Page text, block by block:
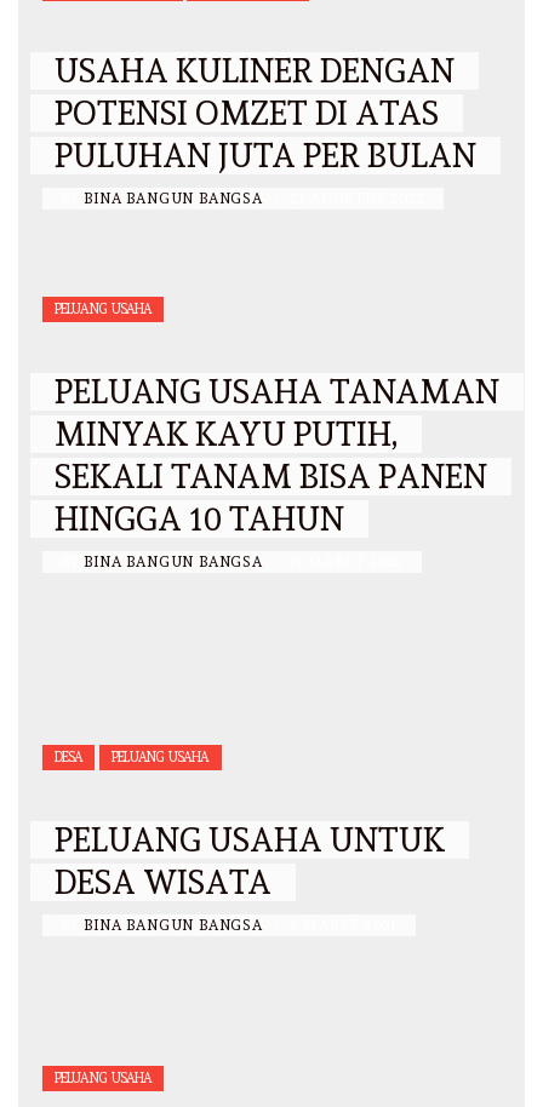
USAHA KULINER DENGAN
POTENSI OMZET DI ATAS
PULUHAN JUTA PER BULAN
BINA BANGUN BANGSA
PELUANG USAHA
PELUANG USAHA TANAMAN
MINYAK KAYU PUTIH,
SEKALI TANAM BISA PANEN
HINGGA 10 TAHUN
BINA BANGUN BANGSA
DESA PELUANG USAHA
PELUANG USAHA UNTUK
DESA WISATA
BINA BANGUN BANGSA
PELUANG USAHA